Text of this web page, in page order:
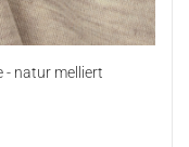
- natur melliert